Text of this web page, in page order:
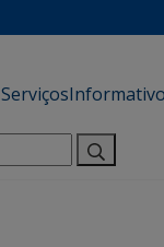
Serviços